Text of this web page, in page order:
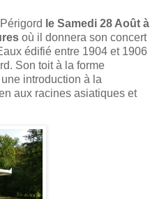
le Samedi 28 Août à
où il donnera son concert
édifié entre 1904 et 1906
Son toit à la forme
introduction à la
aux racines asiatiques et